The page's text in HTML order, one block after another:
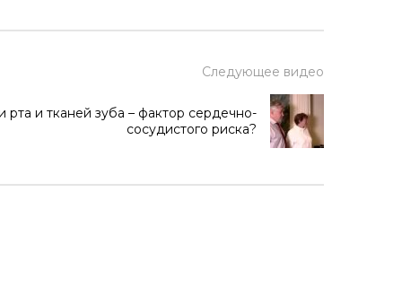
Следующее видео
рта и тканей зуба – фактор сердечно-
сосудистого риска?